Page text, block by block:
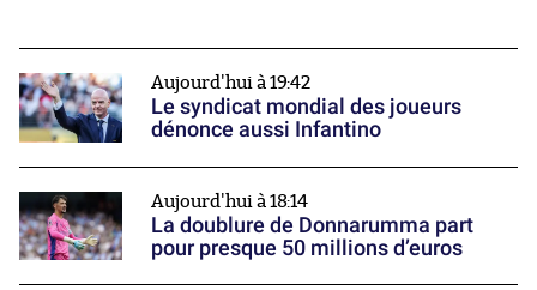
Aujourd'hui à 19:42
Le syndicat mondial des joueurs
dénonce aussi Infantino
Aujourd'hui à 18:14
La doublure de Donnarumma part
pour presque 50 millions d’euros